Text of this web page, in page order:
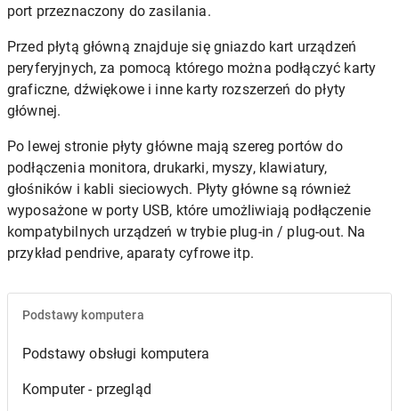
port przeznaczony do zasilania.
Przed płytą główną znajduje się gniazdo kart urządzeń
peryferyjnych, za pomocą którego można podłączyć karty
graficzne, dźwiękowe i inne karty rozszerzeń do płyty
głównej.
Po lewej stronie płyty główne mają szereg portów do
podłączenia monitora, drukarki, myszy, klawiatury,
głośników i kabli sieciowych. Płyty główne są również
wyposażone w porty USB, które umożliwiają podłączenie
kompatybilnych urządzeń w trybie plug-in / plug-out. Na
przykład pendrive, aparaty cyfrowe itp.
Podstawy komputera
Podstawy obsługi komputera
Komputer - przegląd